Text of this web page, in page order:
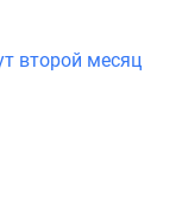
второй месяц